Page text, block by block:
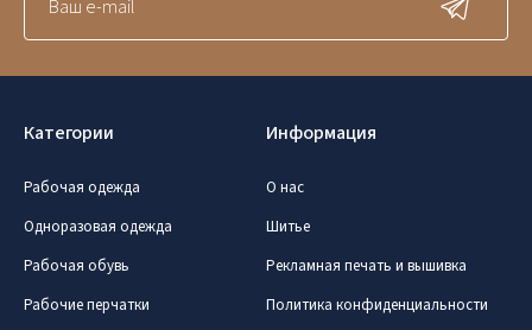
Категории
Рабочая одежда
Одноразовая одежда
Рабочая обувь
Рабочие перчатки
Информация
О нас
Шитье
Рекламная печать и вышивка
Политика конфиденциальности